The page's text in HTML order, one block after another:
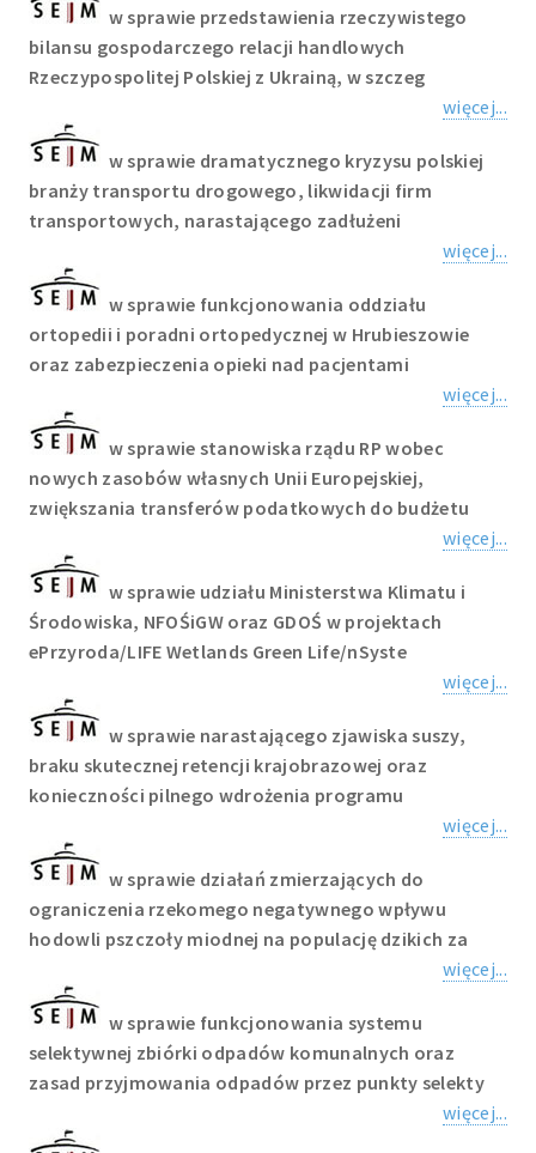
w sprawie przedstawienia rzeczywistego
bilansu gospodarczego relacji handlowych
Rzeczypospolitej Polskiej z Ukrainą, w szczeg
więcej...
w sprawie dramatycznego kryzysu polskiej
branży transportu drogowego, likwidacji firm
transportowych, narastającego zadłużeni
więcej...
w sprawie funkcjonowania oddziału
ortopedii i poradni ortopedycznej w Hrubieszowie
oraz zabezpieczenia opieki nad pacjentami
więcej...
w sprawie stanowiska rządu RP wobec
nowych zasobów własnych Unii Europejskiej,
zwiększania transferów podatkowych do budżetu
więcej...
w sprawie udziału Ministerstwa Klimatu i
Środowiska, NFOŚiGW oraz GDOŚ w projektach
ePrzyroda/LIFE Wetlands Green Life/nSyste
więcej...
w sprawie narastającego zjawiska suszy,
braku skutecznej retencji krajobrazowej oraz
konieczności pilnego wdrożenia programu
więcej...
w sprawie działań zmierzających do
ograniczenia rzekomego negatywnego wpływu
hodowli pszczoły miodnej na populację dzikich za
więcej...
w sprawie funkcjonowania systemu
selektywnej zbiórki odpadów komunalnych oraz
zasad przyjmowania odpadów przez punkty selekty
więcej...